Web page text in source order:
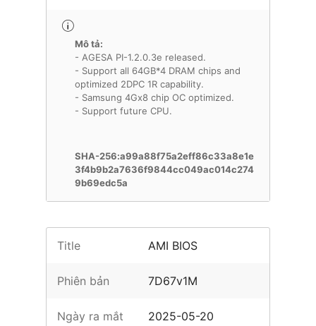
Mô tả:
- AGESA PI-1.2.0.3e released.
- Support all 64GB*4 DRAM chips and
optimized 2DPC 1R capability.
- Samsung 4Gx8 chip OC optimized.
- Support future CPU.
SHA-256:a99a88f75a2eff86c33a8e1e
3f4b9b2a7636f9844cc049ac014c274
9b69edc5a
Title AMI BIOS
Phiên bản 7D67v1M
Ngày ra mắt 2025-05-20